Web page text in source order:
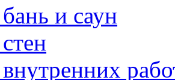
и саун